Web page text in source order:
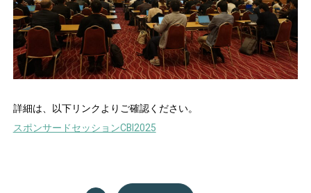
詳細は、以下リンクよりご確認ください。
スポンサードセッションCBI2025